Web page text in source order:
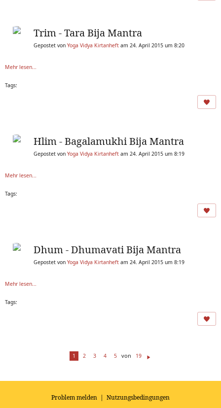
Trim - Tara Bija Mantra
Gepostet von Yoga Vidya Kirtanheft am 24. April 2015 um 8:20
Mehr lesen...
Tags:
Hlim - Bagalamukhi Bija Mantra
Gepostet von Yoga Vidya Kirtanheft am 24. April 2015 um 8:19
Mehr lesen...
Tags:
Dhum - Dhumavati Bija Mantra
Gepostet von Yoga Vidya Kirtanheft am 24. April 2015 um 8:19
Mehr lesen...
Tags:
1 2 3 4 5 von 19
Problem melden | Nutzungsbedingungen